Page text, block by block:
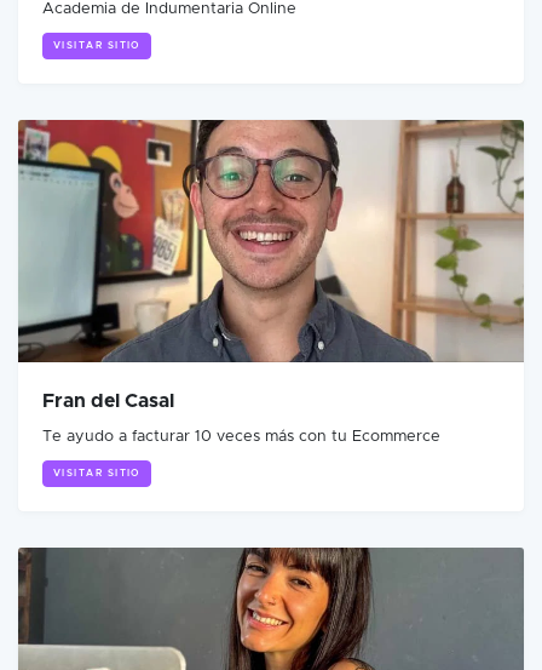
Academia de Indumentaria Online
VISITAR SITIO
Fran del Casal
Te ayudo a facturar 10 veces más con tu Ecommerce
VISITAR SITIO